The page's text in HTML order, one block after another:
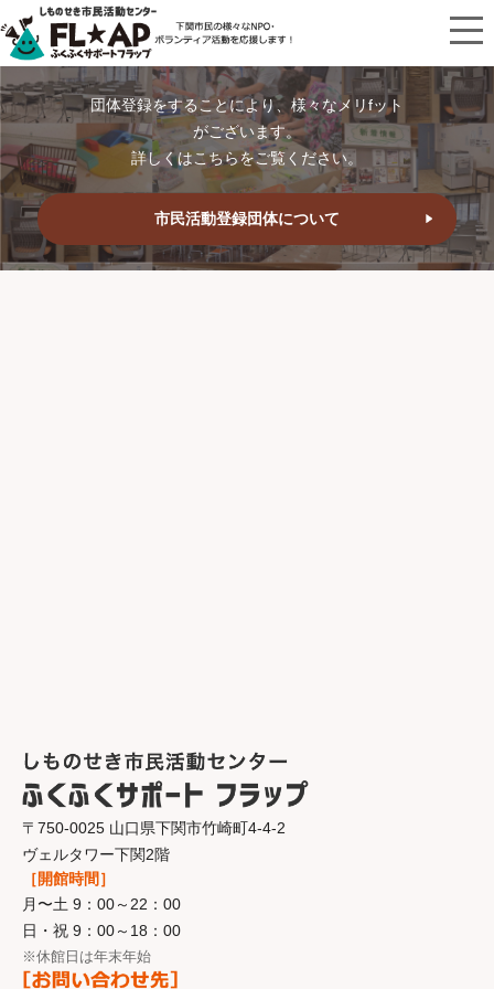
団体登録をすることにより、様々なメリfット
がございます。
詳しくはこちらをご覧ください。
市民活動登録団体について
〒750-0025 山口県下関市竹崎町4-4-2
ヴェルタワー下関2階
［開館時間］
月〜土 9：00～22：00
日・祝 9：00～18：00
※休館日は年末年始